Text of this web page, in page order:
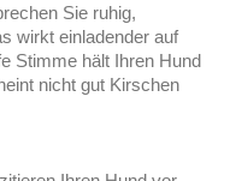
Sie ruhig,
wirkt einladender auf
Stimme hält Ihren Hund
nicht gut Kirschen